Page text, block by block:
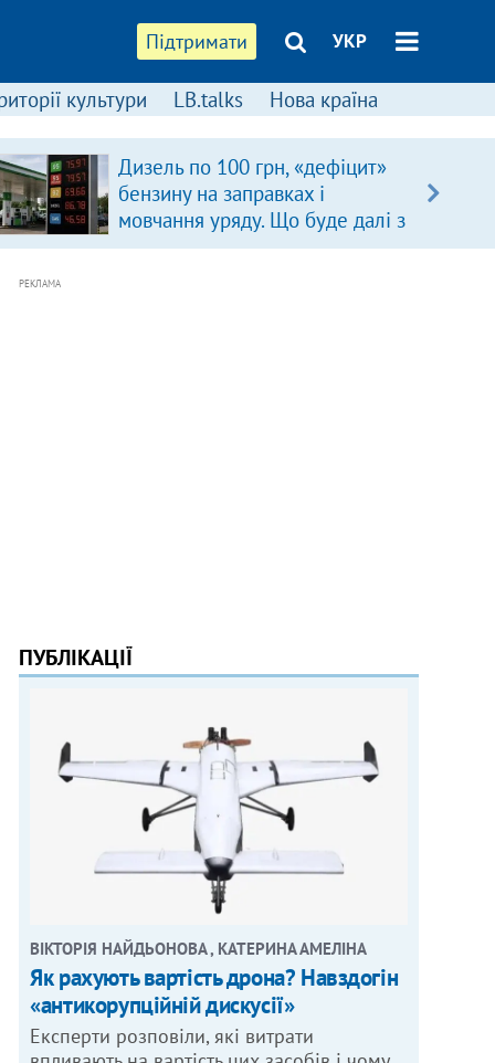
Підтримати УКР
культури LB.talks Нова країна
Дизель по 100 грн, «дефіцит»
бензину на заправках і
мовчання уряду. Що буде далі з
цінами на пальне?
РЕКЛАМА
ПУБЛІКАЦІЇ
ВІКТОРІЯ НАЙДЬОНОВА , КАТЕРИНА АМЕЛІНА
Як рахують вартість дрона? Навздогін
«антикорупційній дискусії»
Експерти розповіли, які витрати